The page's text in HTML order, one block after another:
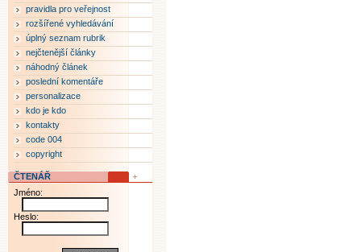
pravidla pro veřejnost
rozšířené vyhledávání
úplný seznam rubrik
nejčtenější články
náhodný článek
poslední komentáře
personalizace
kdo je kdo
kontakty
code 004
copyright
ČTENÁŘ
Jméno:
Heslo: